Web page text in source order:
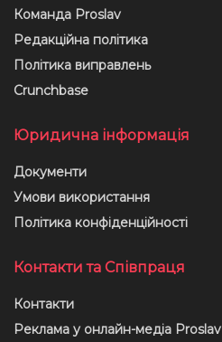
Команда Proslav
Редакційна політика
Політика виправлень
Crunchbase
Юридична інформація
Документи
Умови використання
Політика конфіденційності
Контакти та Співпраця
Контакти
Реклама у онлайн-медіа Proslav